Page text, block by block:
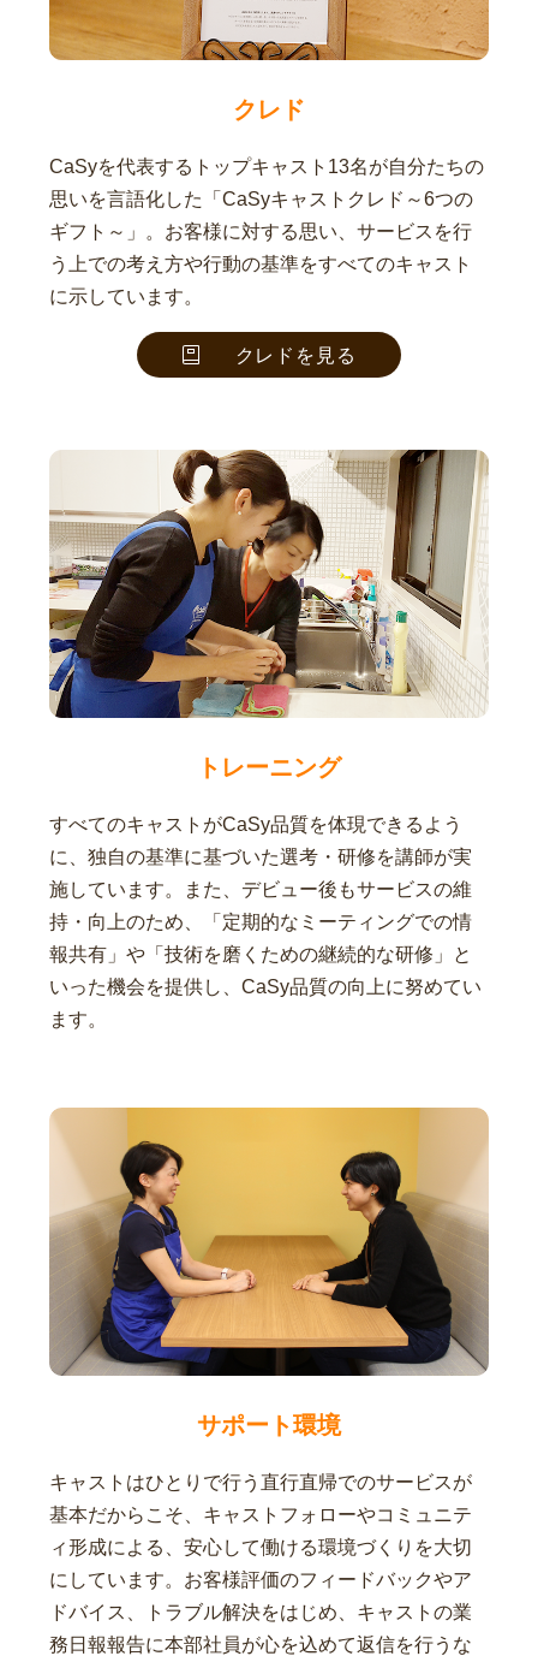
クレド
CaSyを代表するトップキャスト13名が自分たちの
思いを言語化した「CaSyキャストクレド～6つの
ギフト～」。お客様に対する思い、サービスを行
う上での考え方や行動の基準をすべてのキャスト
に示しています。
クレドを見る
トレーニング
すべてのキャストがCaSy品質を体現できるよう
に、独自の基準に基づいた選考・研修を講師が実
施しています。また、デビュー後もサービスの維
持・向上のため、「定期的なミーティングでの情
報共有」や「技術を磨くための継続的な研修」と
いった機会を提供し、CaSy品質の向上に努めてい
ます。
サポート環境
キャストはひとりで行う直行直帰でのサービスが
基本だからこそ、キャストフォローやコミュニテ
ィ形成による、安心して働ける環境づくりを大切
にしています。お客様評価のフィードバックやア
ドバイス、トラブル解決をはじめ、キャストの業
務日報報告に本部社員が心を込めて返信を行うな